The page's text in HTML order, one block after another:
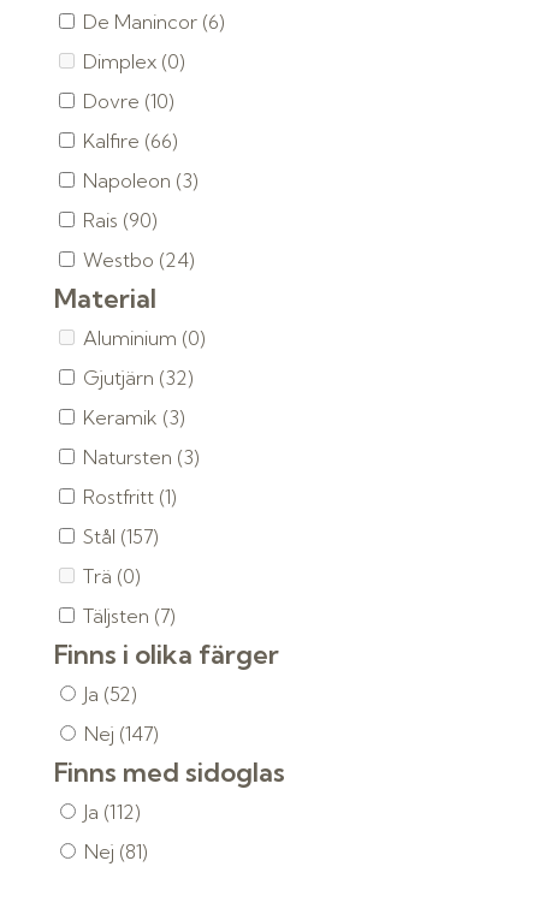
De Manincor (6)
Dimplex (0)
Dovre (10)
Kalfire (66)
Napoleon (3)
Rais (90)
Westbo (24)
Material
Aluminium (0)
Gjutjärn (32)
Keramik (3)
Natursten (3)
Rostfritt (1)
Stål (157)
Trä (0)
Täljsten (7)
Finns i olika färger
Ja (52)
Nej (147)
Finns med sidoglas
Ja (112)
Nej (81)